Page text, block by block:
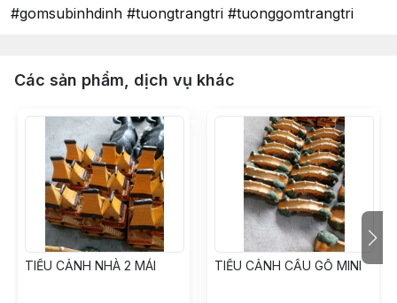
#gomsubinhdinh #tuongtrangtri #tuonggomtrangtri
Các sản phẩm, dịch vụ khác
TIỂU CẢNH NHÀ 2 MÁI TIỂU CẢNH CẦU GỖ MINI